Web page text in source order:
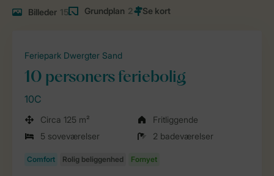
Billeder 15 Grundplan 2
Feriepark Dwergter Sand
10 personers feriebolig
10C
Circa 125 m²
Fritliggende
5 soveværelser
2 badeværelser